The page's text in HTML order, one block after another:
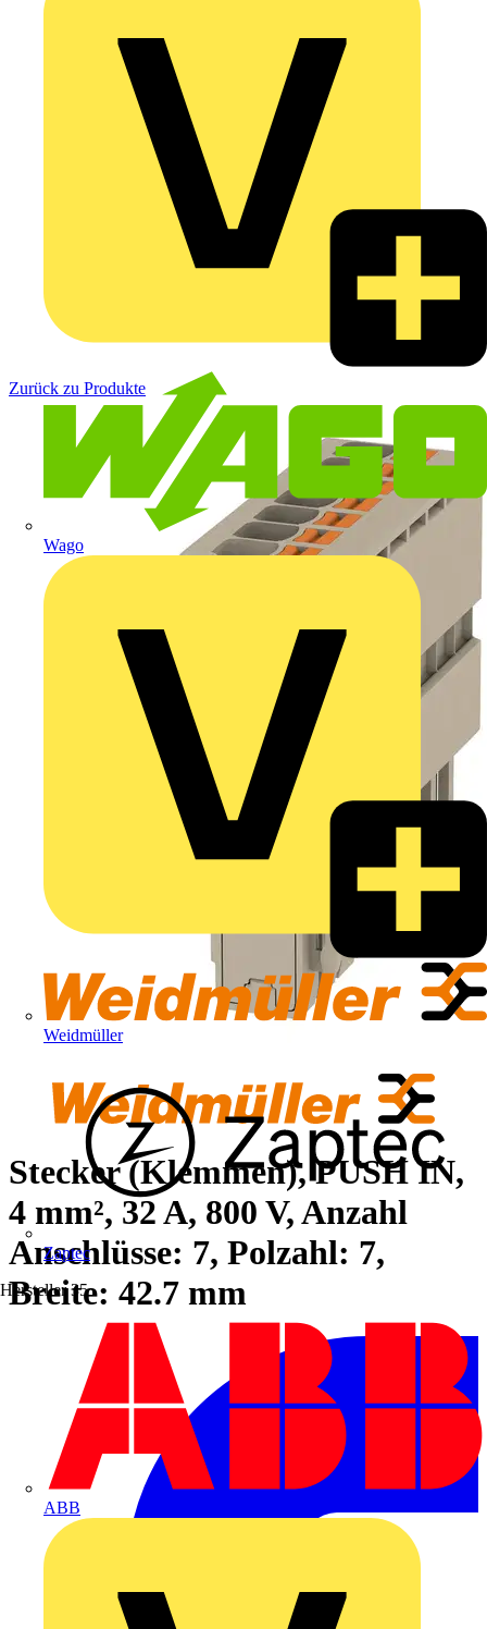
Wago
Weidmüller
Zaptec
Hersteller 35
ABB
Zurück zu Produkte
Stecker (Klemmen), PUSH IN,
4 mm², 32 A, 800 V, Anzahl
Anschlüsse: 7, Polzahl: 7,
Breite: 42.7 mm